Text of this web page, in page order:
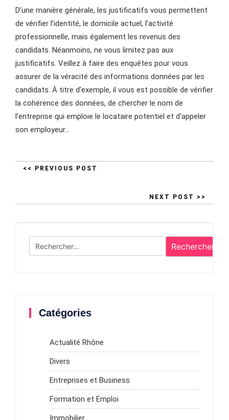
D’une manière générale, les justificatifs vous permettent
de vérifier l’identité, le domicile actuel, l’activité
professionnelle, mais également les revenus des
candidats. Néanmoins, ne vous limitez pas aux
justificatifs. Veillez à faire des enquêtes pour vous
assurer de la véracité des informations données par les
candidats. À titre d’exemple, il vous est possible de vérifier
la cohérence des données, de chercher le nom de
l’entreprise qui emploie le locataire potentiel et d’appeler
son employeur…
<< PREVIOUS POST
NEXT POST >>
Rechercher :
Catégories
Actualité Rhône
Divers
Entreprises et Business
Formation et Emploi
Immobilier